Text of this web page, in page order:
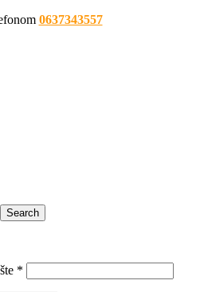
0637343557
Search
*